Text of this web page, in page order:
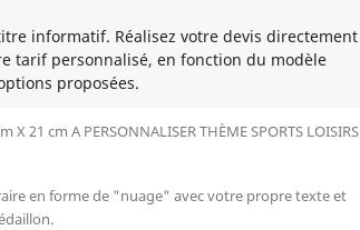
informatif. Réalisez votre devis directement
tarif personnalisé, en fonction du modèle
proposées.
X 21 cm A PERSONNALISER THÈME SPORTS LOISIRS
en forme de "nuage" avec votre propre texte et